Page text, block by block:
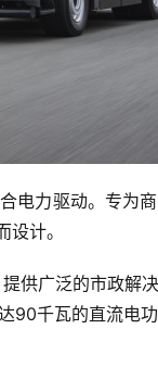
电力驱动。专为
计。
供广泛的市政解
90千瓦的直流电